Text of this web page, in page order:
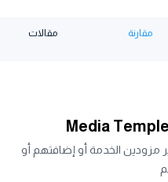
مقارنة مقالات
Media
مزودين الخدمة أو إضافتهم أو